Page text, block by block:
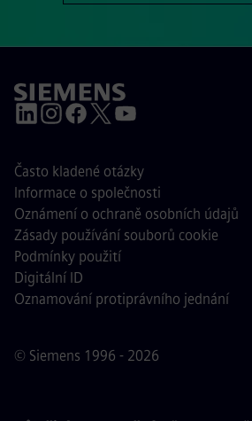
© Siemens 1996 - 2026
Často kladené otázky
Informace o společnosti
Oznámení o ochraně osobních údajů
Zásady používání souborů cookie
Podmínky použití
Digitální ID
Oznamování protiprávního jednání